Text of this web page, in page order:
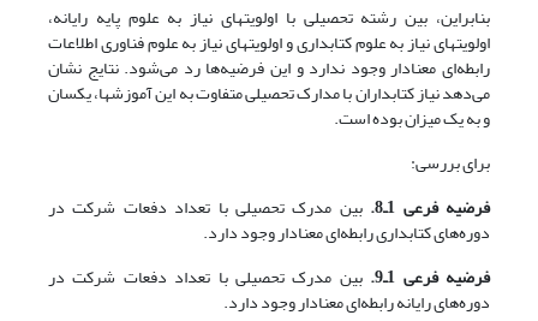
بنابراین، بین رشته تحصیلی با اولویتهای نیاز به علوم پایه رایانه،
اولویتهای نیاز به علوم کتابداری و اولویتهای نیاز به علوم فناوری اطلاعات
رابطه‌ای معنادار وجود ندارد و این فرضیه‌ها رد می‌شود. نتایج نشان
می‌دهد نیاز کتابداران با مدارک تحصیلی متفاوت به این آموزشها، یکسان
و به یک میزان بوده است.
برای بررسی:
فرضیه فرعی 1ـ8.
بین مدرک تحصیلی با تعداد دفعات شرکت در
دوره‌های کتابداری رابطه‌ای معنادار وجود دارد.
فرضیه فرعی 1ـ9.
بین مدرک تحصیلی با تعداد دفعات شرکت در
دوره‌های رایانه رابطه‌ای معنادار وجود دارد.